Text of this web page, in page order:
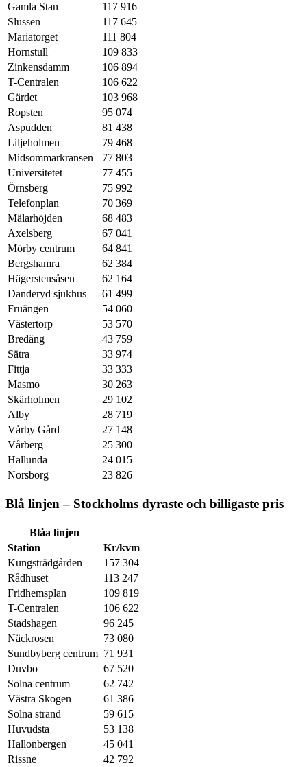
Gamla Stan
117 916
Slussen
117 645
Mariatorget
111 804
Hornstull
109 833
Zinkensdamm
106 894
T-Centralen
106 622
Gärdet
103 968
Ropsten
95 074
Aspudden
81 438
Liljeholmen
79 468
Midsommarkransen
77 803
Universitetet
77 455
Örnsberg
75 992
Telefonplan
70 369
Mälarhöjden
68 483
Axelsberg
67 041
Mörby centrum
64 841
Bergshamra
62 384
Hägerstensåsen
62 164
Danderyd sjukhus
61 499
Fruängen
54 060
Västertorp
53 570
Bredäng
43 759
Sätra
33 974
Fittja
33 333
Masmo
30 263
Skärholmen
29 102
Alby
28 719
Vårby Gård
27 148
Vårberg
25 300
Hallunda
24 015
Norsborg
23 826
Blå linjen – Stockholms dyraste och billigaste pris
Blåa linjen
Station
Kr/kvm
Kungsträdgården
157 304
Rådhuset
113 247
Fridhemsplan
109 819
T-Centralen
106 622
Stadshagen
96 245
Näckrosen
73 080
Sundbyberg centrum 71 931
Duvbo
67 520
Solna centrum
62 742
Västra Skogen
61 386
Solna strand
59 615
Huvudsta
53 138
Hallonbergen
45 041
Rissne
42 792